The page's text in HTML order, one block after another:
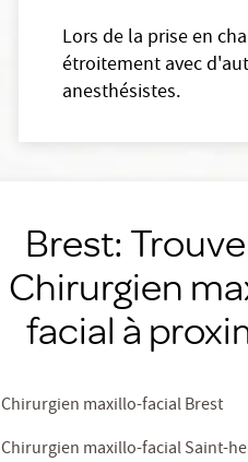
Lors de la prise en
étroitement avec
anesthésistes.
Brest:
Chirurgien
facial à
Chirurgien maxillo-facial Brest
Chirurgien maxillo-facial Saint-